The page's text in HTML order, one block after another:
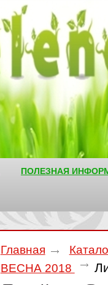
ПОЛЕЗНАЯ
Главная
ВЕСНА 2018